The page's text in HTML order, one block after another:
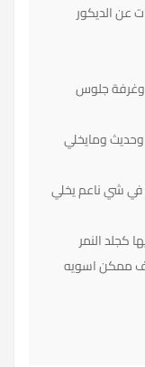
عن الديكور
وغرفة جلوس
ومايخلي
في شي ناعم يخلي
كجلد النمر
ممكن اسويه